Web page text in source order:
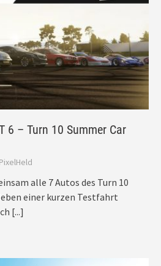
6 – Turn 10 Summer Car
alle 7 Autos des Turn 10
einer kurzen Testfahrt
[...]